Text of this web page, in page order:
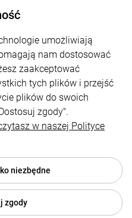
dostawa
umożliwiają
nam dostosować
zaakceptować
tych plików i przejść
plików do swoich
zgody".
w naszej Polityce
niezbędne
zgody